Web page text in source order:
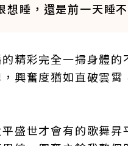
想睡，還是前一天睡
精彩完全一掃身體
興奮度猶如直破雲
盛世才會有的歌舞